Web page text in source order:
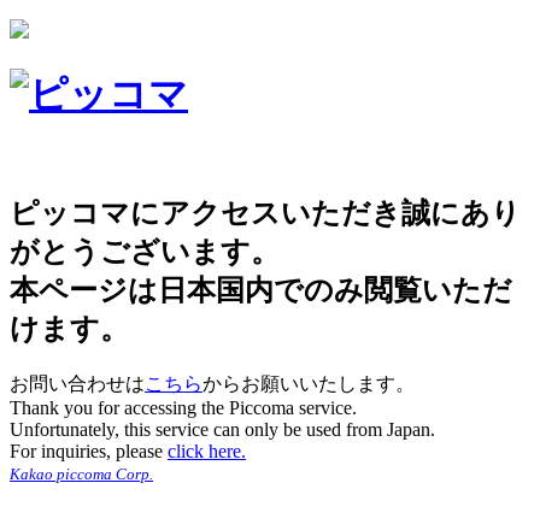
ピッコマにアクセスいただき誠にあり
がとうございます。
本ページは日本国内でのみ閲覧いただ
けます。
お問い合わせはこちらからお願いいたします。
Thank you for accessing the Piccoma service.
Unfortunately, this service can only be used from Japan.
For inquiries, please click here.
Kakao piccoma Corp.